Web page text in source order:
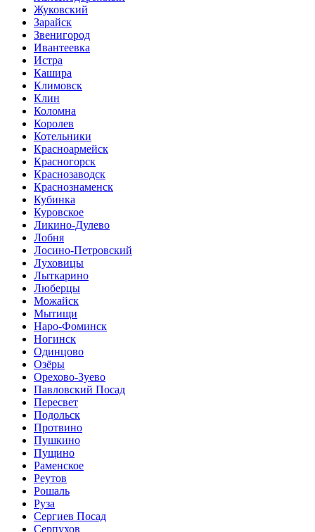
Жуковский
Зарайск
Звенигород
Ивантеевка
Истра
Кашира
Климовск
Клин
Коломна
Королев
Котельники
Красноармейск
Красногорск
Краснозаводск
Краснознаменск
Кубинка
Куровское
Ликино-Дулево
Лобня
Лосино-Петровский
Луховицы
Лыткарино
Люберцы
Можайск
Мытищи
Наро-Фоминск
Ногинск
Одинцово
Озёры
Орехово-Зуево
Павловский Посад
Пересвет
Подольск
Протвино
Пушкино
Пущино
Раменское
Реутов
Рошаль
Руза
Сергиев Посад
Серпухов